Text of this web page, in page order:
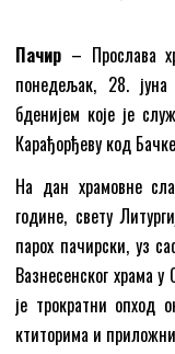
Пачир – Прослава
понедељак, 28.
бденијем које је
Карађорђеву код
На дан храмовне
године, свету
парох пачирски, уз
Вазнесенског храма
је трократни опход
ктиторима и